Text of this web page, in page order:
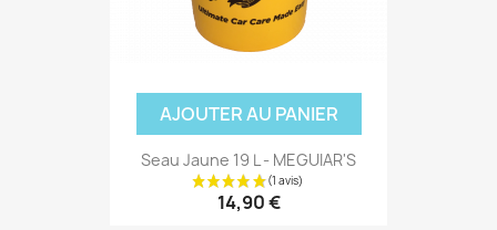
AJOUTER AU PANIER
Seau Jaune 19 L - MEGUIAR'S
14,90 €